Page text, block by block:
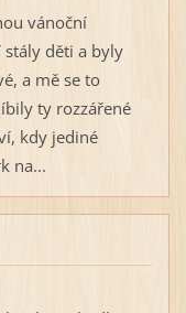
vánoční
stály děti a byly
a mě se to
ty rozzářené
kdy jediné
na...